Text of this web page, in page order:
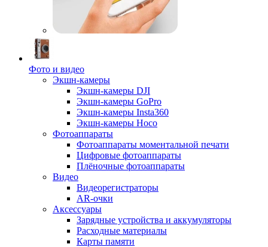
Фото и видео
Экшн-камеры
Экшн-камеры DJI
Экшн-камеры GoPro
Экшн-камеры Insta360
Экшн-камеры Hoco
Фотоаппараты
Фотоаппараты моментальной печати
Цифровые фотоаппараты
Плёночные фотоаппараты
Видео
Видеорегистраторы
AR-очки
Аксессуары
Зарядные устройства и аккумуляторы
Расходные материалы
Карты памяти